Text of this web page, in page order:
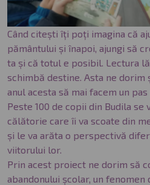
Când citești îți poți imagina că
pământului și înapoi, ajungi să
ta și că totul e posibil. Lectura
schimbă destine. Asta ne
anul acesta să mai facem un
Peste 100 de copii din Budila
călătorie care îi va scoate din
și le va arăta o perspectivă
viitorului lor.
Prin acest proiect ne dorim să
abandonului școlar, un